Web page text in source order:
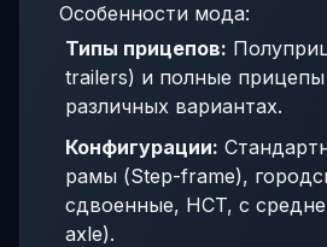
Особенности мода:
Типы прицепов:
trailers) и полные
различных вариантах.
Конфигурации:
рамы (Step-frame),
сдвоенные, HCT, с
axle).